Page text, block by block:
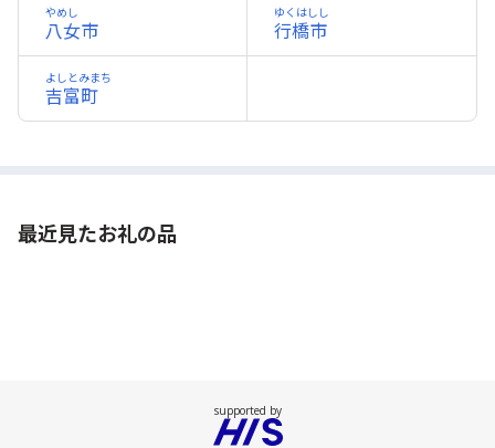
八女市
やめし
行橋市
ゆくはしし
吉富町
よしとみまち
最近見たお礼の品